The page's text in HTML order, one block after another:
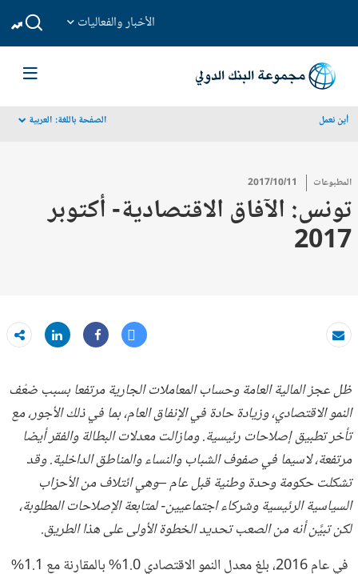
الأخبار والفعاليات
أين نعمل الصفحة باللغة:العربية dropdown
المطبوعات 2017/10/11
تونس: الآفاق الاقتصادية- أكتوبر
2017
بريد الكتروني
Tweet
Share
Share
ظل عجز المالية العامة وحساب المعاملات الجارية مرتفعا بسبب ضعْف
النمو الاقتصادي، وزيادة حادة في الإنفاق العام، بما في ذلك الأجور، مع
تأخر تطبيق إصلاحات رئيسية. ومازالت معدلات البطالة والفقر أيضا
مرتفعة، لاسيما في صفوف الشباب والنساء والمناطق الداخلية. وقد
تشكلت حكومة وحدة وطنية قبل عام –وهي ائتلاف من الأحزاب
السياسية الرئيسية وشركاء اجتماعيين- لمتابعة الإصلاحات المطلوبة،
لكن تبيَّن أنه من الصعب تحديد الخطوة الأولى على هذا الطريق.
في عام 2016، بلغ معدل النمو الاقتصادي 1.0% بالمقارنة مع 1.1%